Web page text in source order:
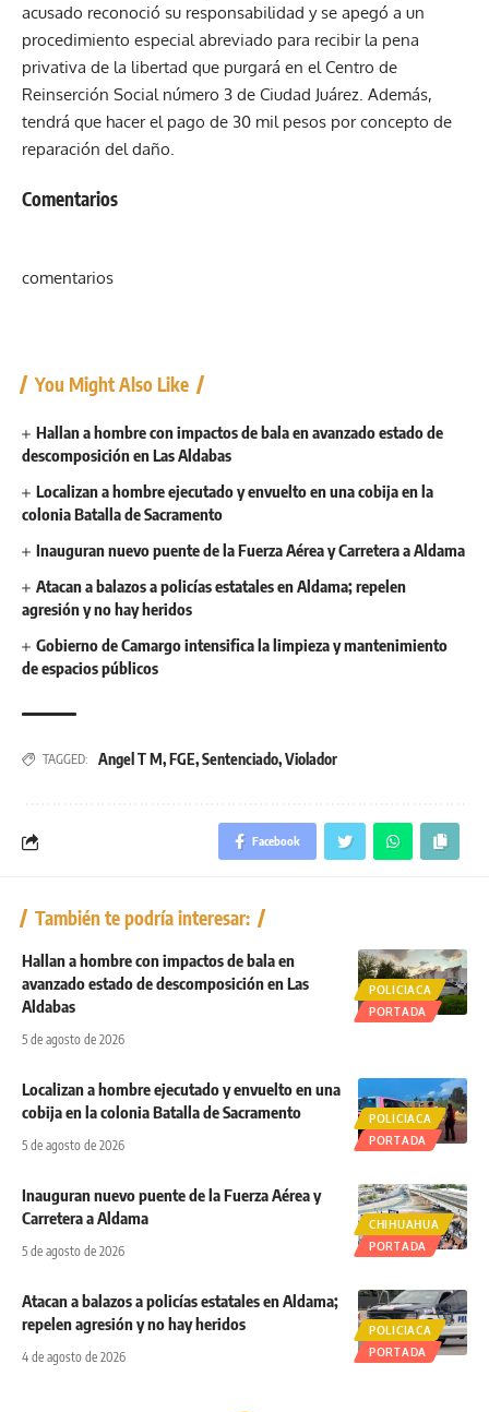
acusado reconoció su responsabilidad y se apegó a un
procedimiento especial abreviado para recibir la pena
privativa de la libertad que purgará en el Centro de
Reinserción Social número 3 de Ciudad Juárez. Además,
tendrá que hacer el pago de 30 mil pesos por concepto de
reparación del daño.
Comentarios
comentarios
You Might Also Like
Hallan a hombre con impactos de bala en avanzado estado de
descomposición en Las Aldabas
Localizan a hombre ejecutado y envuelto en una cobija en la
colonia Batalla de Sacramento
Inauguran nuevo puente de la Fuerza Aérea y Carretera a Aldama
Atacan a balazos a policías estatales en Aldama; repelen
agresión y no hay heridos
Gobierno de Camargo intensifica la limpieza y mantenimiento
de espacios públicos
TAGGED: Angel T M,FGE,Sentenciado,Violador
Facebook
También te podría interesar:
POLICIACA
PORTADA
Hallan a hombre con impactos de bala en
avanzado estado de descomposición en Las
Aldabas
5 de agosto de 2026
POLICIACA
PORTADA
Localizan a hombre ejecutado y envuelto en una
cobija en la colonia Batalla de Sacramento
5 de agosto de 2026
CHIHUAHUA
PORTADA
Inauguran nuevo puente de la Fuerza Aérea y
Carretera a Aldama
5 de agosto de 2026
POLICIACA
PORTADA
Atacan a balazos a policías estatales en Aldama;
repelen agresión y no hay heridos
4 de agosto de 2026